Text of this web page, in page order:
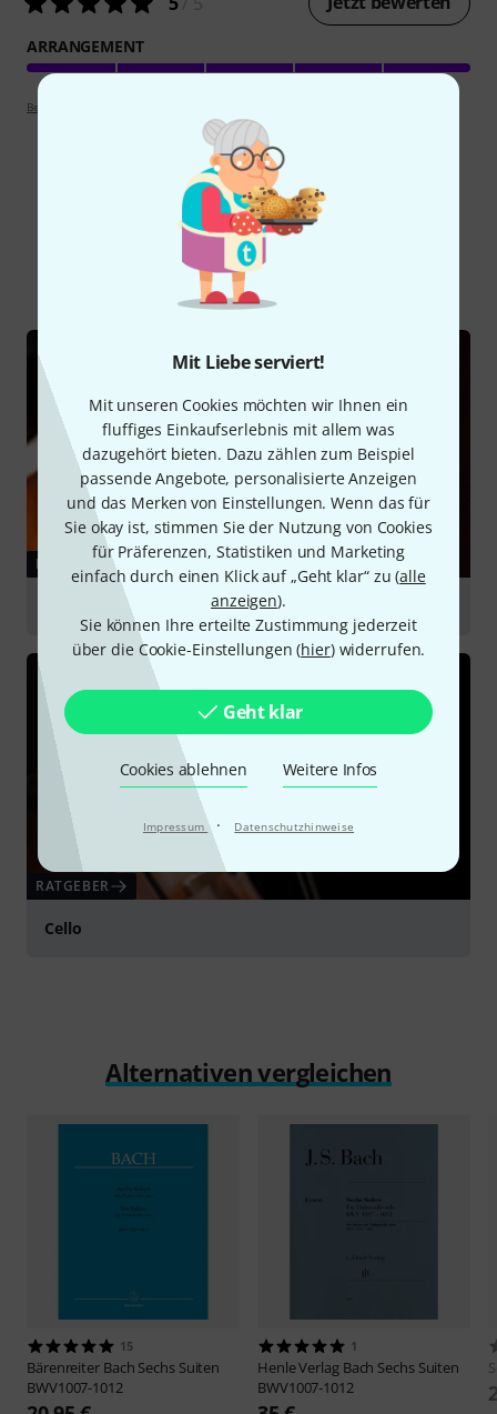
Mit Liebe serviert!
Mit unseren Cookies möchten wir Ihnen ein
fluffiges Einkaufserlebnis mit allem was
dazugehört bieten. Dazu zählen zum Beispiel
passende Angebote, personalisierte Anzeigen
und das Merken von Einstellungen. Wenn das für
Sie okay ist, stimmen Sie der Nutzung von Cookies
für Präferenzen, Statistiken und Marketing
einfach durch einen Klick auf „Geht klar“ zu (alle
anzeigen).
Sie können Ihre erteilte Zustimmung jederzeit
über die Cookie-Einstellungen (hier) widerrufen.
Geht klar
Cookies ablehnen Weitere Infos
Impressum · Datenschutzhinweise
ARRANGEMENT
Bewertungsrichtlinien
Schon gewusst?
Alle Ratgeber
RATGEBER
Kontrabässe
RATGEBER
Cello
Alternativen vergleichen
15
Bärenreiter Bach Sechs Suiten
BWV1007-1012
1
Henle Verlag Bach Sechs Suiten
BWV1007-1012